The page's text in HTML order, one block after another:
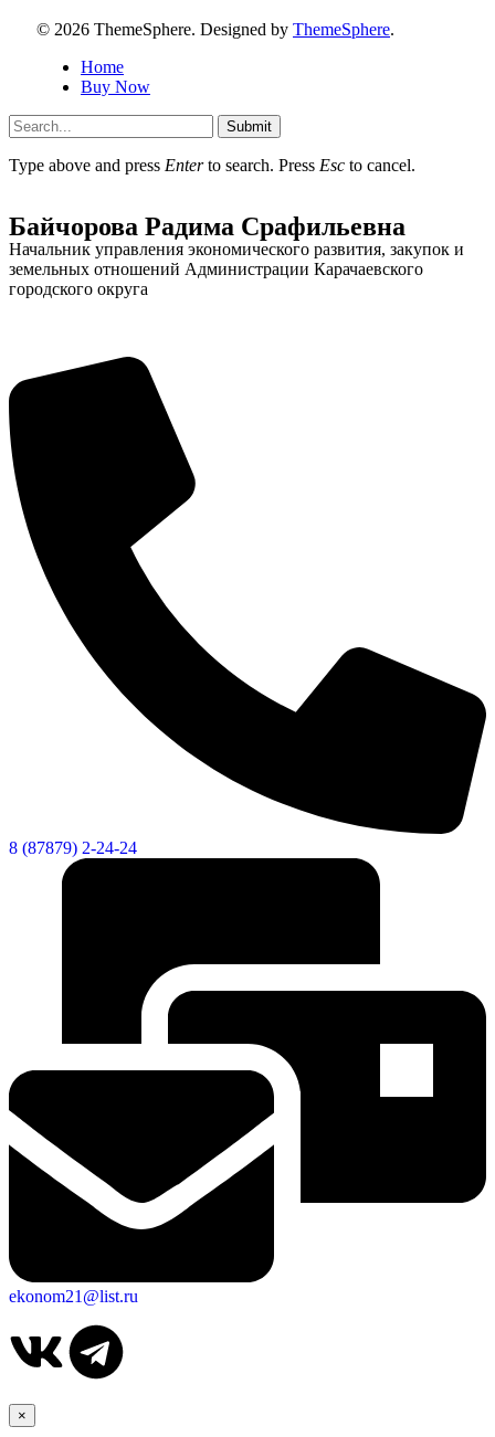
© 2026 ThemeSphere. Designed by ThemeSphere.
Home
Buy Now
Submit
Type above and press Enterto search. Press Esc to cancel.
Дума
Байчорова Радима Срафильевна
Начальник управления экономического развития, закупок и
земельных отношений Администрации Карачаевского
городского округа
8 (87879) 2-24-24
ekonom21@list.ru
×